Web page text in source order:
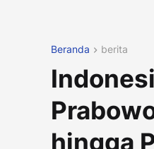
Beranda berita
hingga